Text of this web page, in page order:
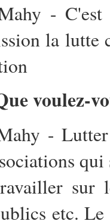
-
la lutte
voulez-
-
sur
etc.